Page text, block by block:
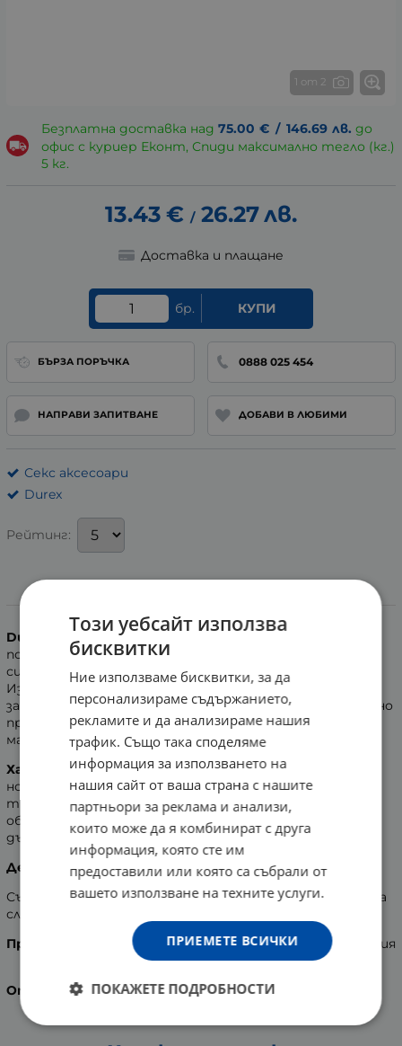
1 от 2
Безплатна доставка над 75.00 € / 146.69 лв. до
офис с куриер Еконт, Спиди максимално тегло (кг.)
5 кг.
13.43 € / 26.27лв.
Доставка и плащане
бр. КУПИ
БЪРЗА ПОРЪЧКА 0888 025 454
НАПРАВИ ЗАПИТВАНЕ ДОБАВИ В ЛЮБИМИ
Секс аксесоари
Durex
Рейтинг:
Durex Extra Safe
са малко по-плътни презервативи с
повече лубрикант, специално създадени за по-голяма
сигурност и спокойствие на партньорите.
Изработени са от естествен латекс, лубрикирани и
завършващи с резервоар. С Easy-On форма, която лесно
приляга и осигурява изключителен комфорт и
максимална стимулация за партньорите.
Характеристики:
номинална широчина /отвора/ на презерватива - 56
mm
обиколка на презерватива - 120 mm
дължина на презерватива - 210 mm
Дерматологично тествани!
Съхранявайте на сухо и хладно място, далече от пряка
слънчева светлина!
Производител:
Reckitt Benckiser Group, Великобритания
Опаковка:18 броя
Този уебсайт използва
бисквитки
Ние използваме бисквитки, за да
персонализираме съдържанието,
рекламите и да анализираме нашия
трафик. Също така споделяме
информация за използването на
нашия сайт от ваша страна с нашите
партньори за реклама и анализи,
които може да я комбинират с друга
информация, която сте им
предоставили или която са събрали от
вашето използване на техните услуги.
ПРИЕМЕТЕ ВСИЧКИ
ПОКАЖЕТЕ ПОДРОБНОСТИ